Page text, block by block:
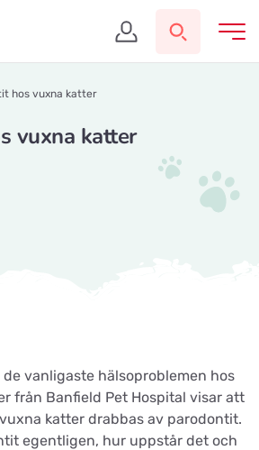
hos vuxna katter
vuxna katter
vanligaste hälsoproblemen hos
från Banfield Pet Hospital visar att
katter drabbas av parodontit.
egentligen, hur uppstår det och